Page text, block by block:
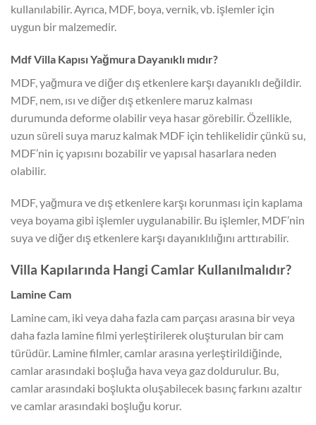
kullanılabilir. Ayrıca, MDF, boya, vernik, vb. işlemler için
uygun bir malzemedir.
Mdf Villa Kapısı Yağmura Dayanıklı mıdır?
MDF, yağmura ve diğer dış etkenlere karşı dayanıklı değildir.
MDF, nem, ısı ve diğer dış etkenlere maruz kalması
durumunda deforme olabilir veya hasar görebilir. Özellikle,
uzun süreli suya maruz kalmak MDF için tehlikelidir çünkü su,
MDF’nin iç yapısını bozabilir ve yapısal hasarlara neden
olabilir.
MDF, yağmura ve dış etkenlere karşı korunması için kaplama
veya boyama gibi işlemler uygulanabilir. Bu işlemler, MDF’nin
suya ve diğer dış etkenlere karşı dayanıklılığını arttırabilir.
Villa Kapılarında Hangi Camlar Kullanılmalıdır?
Lamine Cam
Lamine cam, iki veya daha fazla cam parçası arasına bir veya
daha fazla lamine filmi yerleştirilerek oluşturulan bir cam
türüdür. Lamine filmler, camlar arasına yerleştirildiğinde,
camlar arasındaki boşluğa hava veya gaz doldurulur. Bu,
camlar arasındaki boşlukta oluşabilecek basınç farkını azaltır
ve camlar arasındaki boşluğu korur.